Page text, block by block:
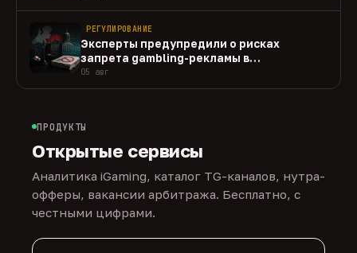
РЕГУЛИРОВАНИЕ
Эксперты предупредили о рисках
запрета gambling-рекламы в
Нидерландах
05 авг
ПРОДУКТЫ
Открытые сервисы
Аналитика iGaming, каталог TG-каналов, нутра-
офферы, вакансии арбитража. Бесплатно, с
честными цифрами.